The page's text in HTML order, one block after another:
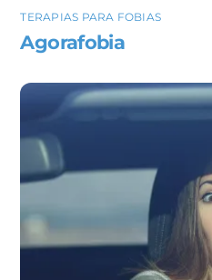
TERAPIAS PARA FOBIAS
Agorafobia